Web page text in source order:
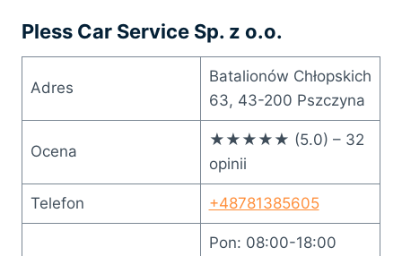
Pless Car Service Sp. z o.o.
Adres
Batalionów Chłopskich
63, 43-200 Pszczyna
Ocena
★★★★★ (5.0) – 32
opinii
Telefon +48781385605
Pon: 08:00-18:00